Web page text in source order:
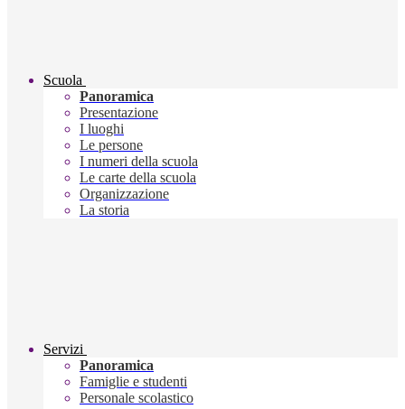
Scuola
Panoramica
Presentazione
I luoghi
Le persone
I numeri della scuola
Le carte della scuola
Organizzazione
La storia
Servizi
Panoramica
Famiglie e studenti
Personale scolastico